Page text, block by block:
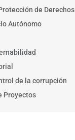
de Derechos
Autónomo
de la corrupción
Proyectos